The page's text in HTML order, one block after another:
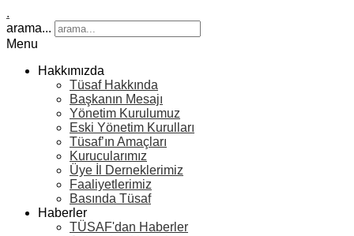
.
arama...
Menu
Hakkımızda
Tüsaf Hakkında
Başkanın Mesajı
Yönetim Kurulumuz
Eski Yönetim Kurulları
Tüsaf’ın Amaçları
Kurucularımız
Üye İl Derneklerimiz
Faaliyetlerimiz
Basında Tüsaf
Haberler
TÜSAF'dan Haberler